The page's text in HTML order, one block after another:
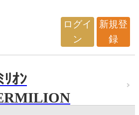
ログイ
ン
新規登
録
ﾘｵﾝ